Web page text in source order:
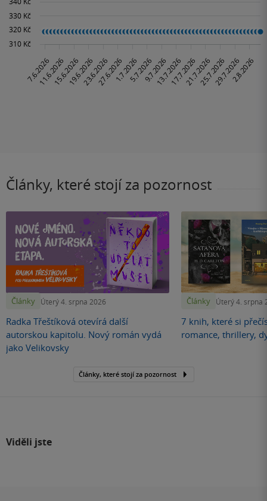
Články, které stojí za pozornost
Články Úterý 4. srpna 2026
Radka Třeštíková otevírá další
autorskou kapitolu. Nový román vydá
jako Velikovsky
Články Úterý 4. srpna
7 knih, které si
romance, thrillery,
Články, které stojí za pozornost
Viděli jste